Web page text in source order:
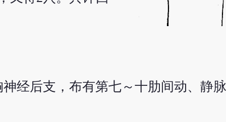
经后支，布有第七～十肋间动、静